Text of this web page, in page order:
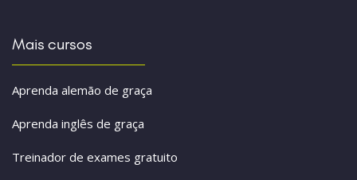
Mais cursos
Aprenda alemão de graça
Aprenda inglês de graça
Treinador de exames gratuito